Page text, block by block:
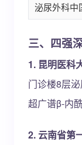
泌尿外科中
三、四强
1. 昆明医科
门诊楼8层
超广谱β-内
2. 云南省第